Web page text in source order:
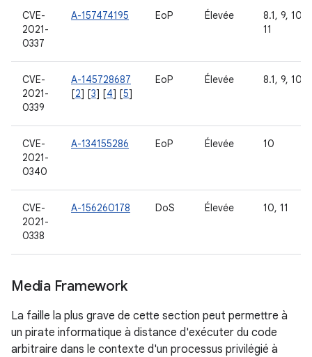
CVE-
2021-
0337
A-157474195 EoP Élevée
8.1, 9, 10,
11
CVE-
2021-
0339
A-145728687
[2] [3] [4] [5]
EoP Élevée 8.1, 9, 10
CVE-
2021-
0340
A-134155286 EoP Élevée 10
CVE-
2021-
0338
A-156260178 DoS Élevée 10, 11
Media Framework
La faille la plus grave de cette section peut permettre à
un pirate informatique à distance d'exécuter du code
arbitraire dans le contexte d'un processus privilégié à